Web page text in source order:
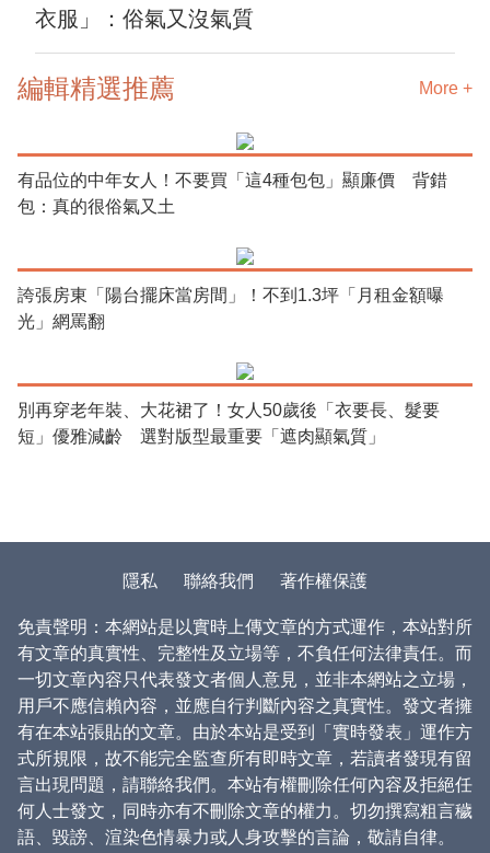
衣服」：俗氣又沒氣質
編輯精選推薦 More +
有品位的中年女人！不要買「這4種包包」顯廉價 背錯
包：真的很俗氣又土
誇張房東「陽台擺床當房間」！不到1.3坪「月租金額曝
光」網罵翻
別再穿老年裝、大花裙了！女人50歲後「衣要長、髮要
短」優雅減齡 選對版型最重要「遮肉顯氣質」
隱私 聯絡我們 著作權保護
免責聲明：本網站是以實時上傳文章的方式運作，本站對所
有文章的真實性、完整性及立場等，不負任何法律責任。而
一切文章內容只代表發文者個人意見，並非本網站之立場，
用戶不應信賴內容，並應自行判斷內容之真實性。發文者擁
有在本站張貼的文章。由於本站是受到「實時發表」運作方
式所規限，故不能完全監查所有即時文章，若讀者發現有留
言出現問題，請聯絡我們。本站有權刪除任何內容及拒絕任
何人士發文，同時亦有不刪除文章的權力。切勿撰寫粗言穢
語、毀謗、渲染色情暴力或人身攻擊的言論，敬請自律。